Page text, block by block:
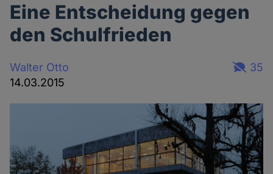
Eine Entscheidung gegen
den Schulfrieden
Walter Otto
14.03.2015
35